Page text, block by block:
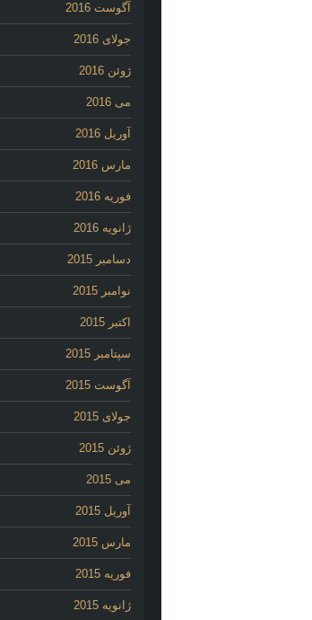
آگوست 2016
جولای 2016
ژوئن 2016
می 2016
آوریل 2016
مارس 2016
فوریه 2016
ژانویه 2016
دسامبر 2015
نوامبر 2015
اکتبر 2015
سپتامبر 2015
آگوست 2015
جولای 2015
ژوئن 2015
می 2015
آوریل 2015
مارس 2015
فوریه 2015
ژانویه 2015